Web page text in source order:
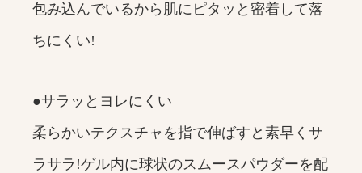
包み込んでいるから肌にピタッと密着して落
ちにくい!
●サラッとヨレにくい
柔らかいテクスチャを指で伸ばすと素早くサ
ラサラ!ゲル内に球状のスムースパウダーを配